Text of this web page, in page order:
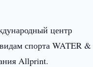
центр
спорта WATER &
Allprint.